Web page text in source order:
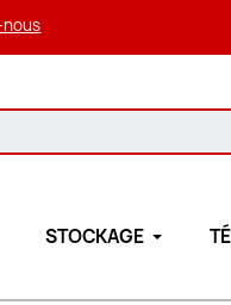
STOCKAGE